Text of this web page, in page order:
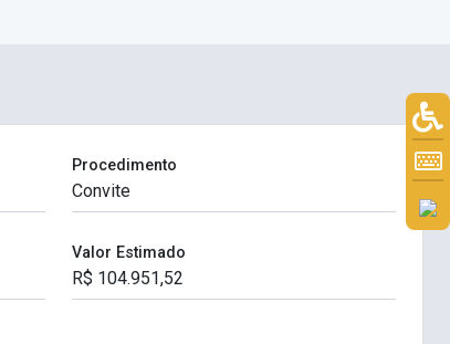
Procedimento
Valor Estimado